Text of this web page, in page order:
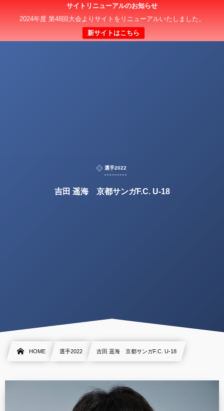
サイトリニューアルのお知らせ
2024年度 第48回大会よりサイトをリニューアルいたしました。
新サイトはこちら
選手2022
吉田 遥海 京都サンガF.C. U-18
HOME 選手2022 吉田 遥海 京都サンガF.C. U-18